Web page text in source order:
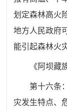
划定森林高火
地方人民政府
能引起森林火
《阿坝藏
第十六条
灾发生特点、